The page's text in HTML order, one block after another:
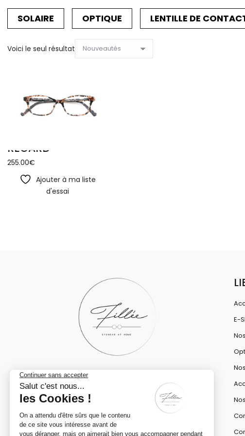
SOLAIRE OPTIQUE LENTILLE DE
Voici le seul résultat
REGARD
255.00€
Ajouter à ma liste
d'essai
DES QUESTIONS ?
0472/02.71.14
E-